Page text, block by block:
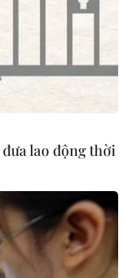
sàng nhận
nghệ chiến
lao động thời